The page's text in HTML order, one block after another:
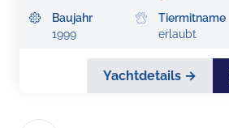
Baujahr
1999
Tiermitname
erlaubt
Yachtdetails →